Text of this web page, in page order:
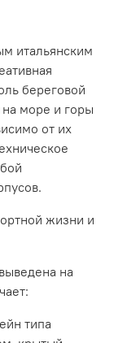
итальянским
береговой
море и горы
от их
жизни и
на
типа